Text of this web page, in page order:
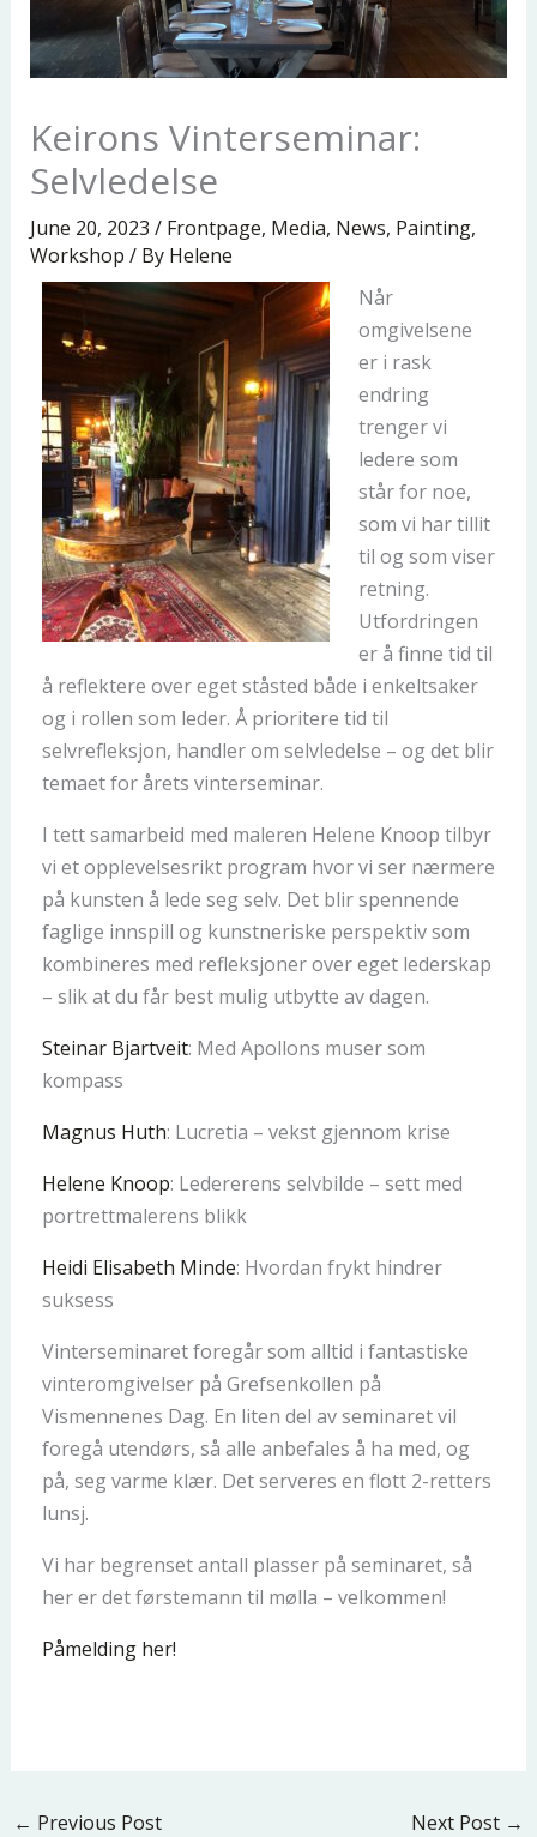
Keirons Vinterseminar:
Selvledelse
June 20, 2023 / Frontpage, Media, News, Painting,
Workshop / By Helene
Når
omgivelsene
er i rask
endring
trenger vi
ledere som
står for noe,
som vi har tillit
til og som viser
retning.
Utfordringen
er å finne tid til
å reflektere over eget ståsted både i enkeltsaker
og i rollen som leder. Å prioritere tid til
selvrefleksjon, handler om selvledelse – og det blir
temaet for årets vinterseminar.
I tett samarbeid med maleren Helene Knoop tilbyr
vi et opplevelsesrikt program hvor vi ser nærmere
på kunsten å lede seg selv. Det blir spennende
faglige innspill og kunstneriske perspektiv som
kombineres med refleksjoner over eget lederskap
– slik at du får best mulig utbytte av dagen.
Steinar Bjartveit: Med Apollons muser som
kompass
Magnus Huth: Lucretia – vekst gjennom krise
Helene Knoop: Ledererens selvbilde – sett med
portrettmalerens blikk
Heidi Elisabeth Minde: Hvordan frykt hindrer
suksess
Vinterseminaret foregår som alltid i fantastiske
vinteromgivelser på Grefsenkollen på
Vismennenes Dag. En liten del av seminaret vil
foregå utendørs, så alle anbefales å ha med, og
på, seg varme klær. Det serveres en flott 2-retters
lunsj.
Vi har begrenset antall plasser på seminaret, så
her er det førstemann til mølla – velkommen!
Påmelding her!
← Previous Post Next Post →